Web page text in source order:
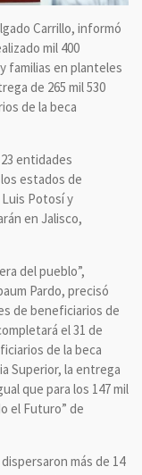
Carrillo, informó
mil 400
familias en planteles
de 265 mil 530
de la beca
entidades
estados de
Luis Potosí y
en Jalisco,
del pueblo”,
Pardo, precisó
de beneficiarios de
el 31 de
de la beca
Superior, la entrega
que para los 147 mil
el Futuro” de
más de 14